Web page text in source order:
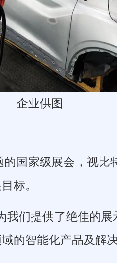
企业供图
国家级展会，视比
标。
我们提供了绝佳的
的智能化产品及解